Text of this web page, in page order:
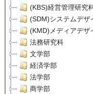
(KBS)経営管理研究
(SDM)システムデザ
(KMD)メディアデザ
法務研究科
文学部
経済学部
法学部
商学部